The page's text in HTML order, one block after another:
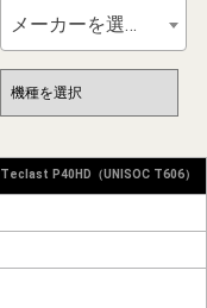
メーカーを選択
Teclast P40HD（UNISOC T606）